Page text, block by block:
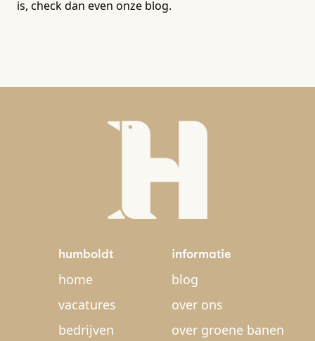
is, check dan even onze blog.
humboldt
home
vacatures
bedrijven
informatie
blog
over ons
over groene banen